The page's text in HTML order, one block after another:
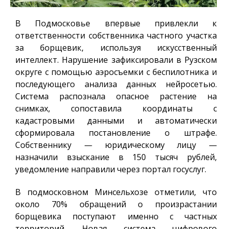
В Подмосковье впервые привлекли к
ответственности собственника частного участка
за борщевик, используя искусственный
интеллект. Нарушение зафиксировали в Рузском
округе с помощью аэросъемки с беспилотника и
последующего анализа данных нейросетью.
Система распознала опасное растение на
снимках, сопоставила координаты с
кадастровыми данными и автоматически
сформировала постановление о штрафе.
Собственнику — юридическому лицу —
назначили взыскание в 150 тысяч рублей,
уведомление направили через портал госуслуг.
В подмосковном Минсельхозе отметили, что
около 70% обращений о произрастании
борщевика поступают именно с частных